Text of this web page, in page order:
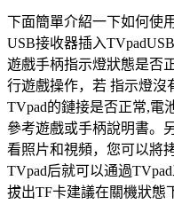
下面簡單介紹一下如何使用
USB接收器插入
遊戲手柄指示燈狀態是否
行遊戲操作，若 指示燈沒
TVpad的鏈接是否正常,電
參考遊戲或手柄說明書。
看照片和視頻，您可以將
TVpad后就可以通過
拔出TF卡建議在關機狀態